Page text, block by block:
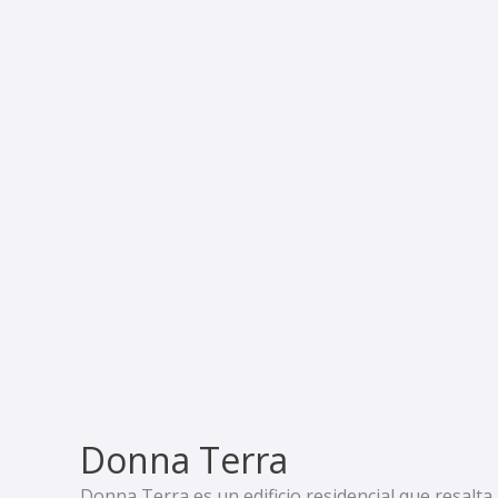
Donna Terra